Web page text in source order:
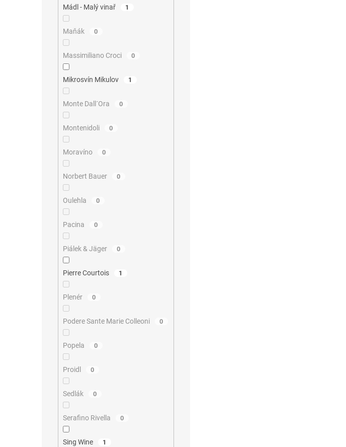
Mádl - Malý vinař 1
Maňák 0
Massimiliano Croci 0
Mikrosvín Mikulov 1
Monte Dall´Ora 0
Montenidoli 0
Moravíno 0
Norbert Bauer 0
Oulehla 0
Pacina 0
Piálek & Jäger 0
Pierre Courtois 1
Plenér 0
Podere Sante Marie Colleoni 0
Popela 0
Proidl 0
Sedlák 0
Serafino Rivella 0
Sing Wine 1